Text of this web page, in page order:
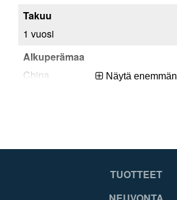
1 vuosi
China Näytä enemmän
TUOTTEET